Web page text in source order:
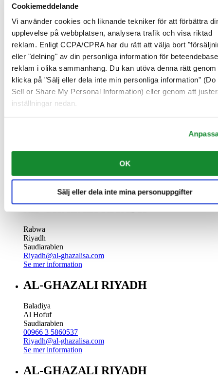
Cookiemeddelande
Vi använder cookies och liknande tekniker för att förbättra
upplevelse på webbplatsen, analysera trafik och visa riktad
reklam. Enligt CCPA/CPRA har du rätt att välja bort
eller "delning" av din personliga information för
reklam i olika sammanhang. Du kan utöva denna rätt genom
klicka på "Sälj eller dela inte min personliga information" (Do
Sell or Share My Personal Information) eller genom att
inställningar nedan.
OK
Sälj eller dela inte mina personuppgifter
Riyadh@al-ghazalisa.com
Se mer information
AL-GHAZALI RIYADH
Olaya
Riyadh
Saudiarabien
00966 1 4628858
Riyadh@al-ghazalisa.com
Se mer information
Riyadh
Riyadh@al-ghazalisa.com
Se mer information
AL-GHAZALI RIYADH
Rabwa
Riyadh
Saudiarabien
Riyadh@al-ghazalisa.com
Se mer information
AL-GHAZALI RIYADH
Baladiya
Al Hofuf
Saudiarabien
00966 3 5860537
Riyadh@al-ghazalisa.com
Se mer information
AL-GHAZALI RIYADH